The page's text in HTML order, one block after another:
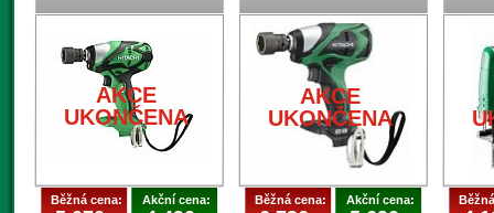
AKCE
UKONČENA
Běžná cena: Akční cena:
AKCE
UKONČENA
Běžná cena: Akční cena: